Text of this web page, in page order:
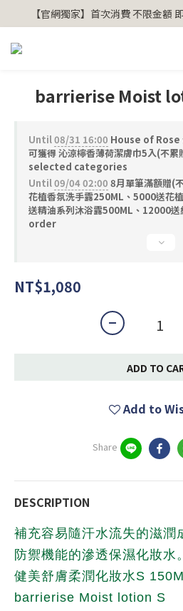
【官網獨家】首次消費 不限金額
【官網獨家】首次消費 不限金額
安心專用淨化包10入X3 原
【官網獨家】首次消費 不限金額
barrierise Moist
Until08/31 16:00 House of Rose
可獲得 沁涼檸香薄荷潔膚巾5入(不
selected categories
Until09/04 02:00 8月單筆滿額贈(
花植香氛洗手露250ML、5000送花
送精油系列沐浴露500ML、12000
order
NT$1,080
ADD TO
Add to
Share
DESCRIPTION
補充容易隨汗水流失的滋潤
防禦機能的滲透保濕化妝水。
健美舒膚柔潤化妝水S
barrierise Moist lotion S